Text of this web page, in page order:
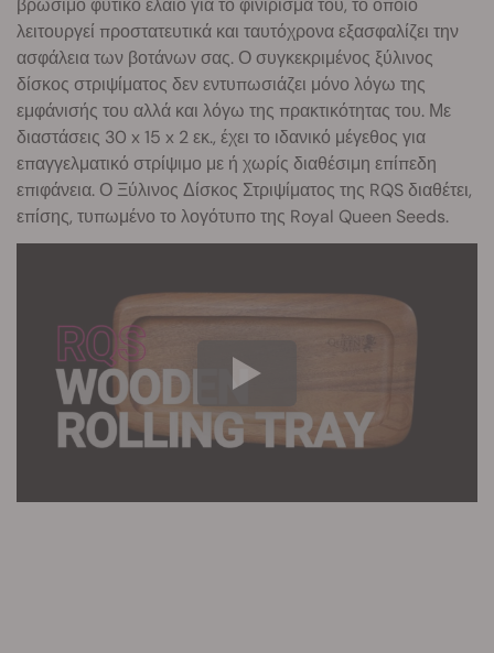
βρώσιμο φυτικό έλαιο για το φινίρισμα του, το οποίο
λειτουργεί προστατευτικά και ταυτόχρονα εξασφαλίζει την
ασφάλεια των βοτάνων σας. Ο συγκεκριμένος ξύλινος
δίσκος στριψίματος δεν εντυπωσιάζει μόνο λόγω της
εμφάνισής του αλλά και λόγω της πρακτικότητας του. Με
διαστάσεις 30 x 15 x 2 εκ., έχει το ιδανικό μέγεθος για
επαγγελματικό στρίψιμο με ή χωρίς διαθέσιμη επίπεδη
επιφάνεια. Ο Ξύλινος Δίσκος Στριψίματος της RQS διαθέτει,
επίσης, τυπωμένο το λογότυπο της Royal Queen Seeds.